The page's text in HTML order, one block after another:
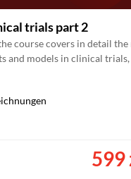
trials part 2
course covers in detail the
and models in clinical
599